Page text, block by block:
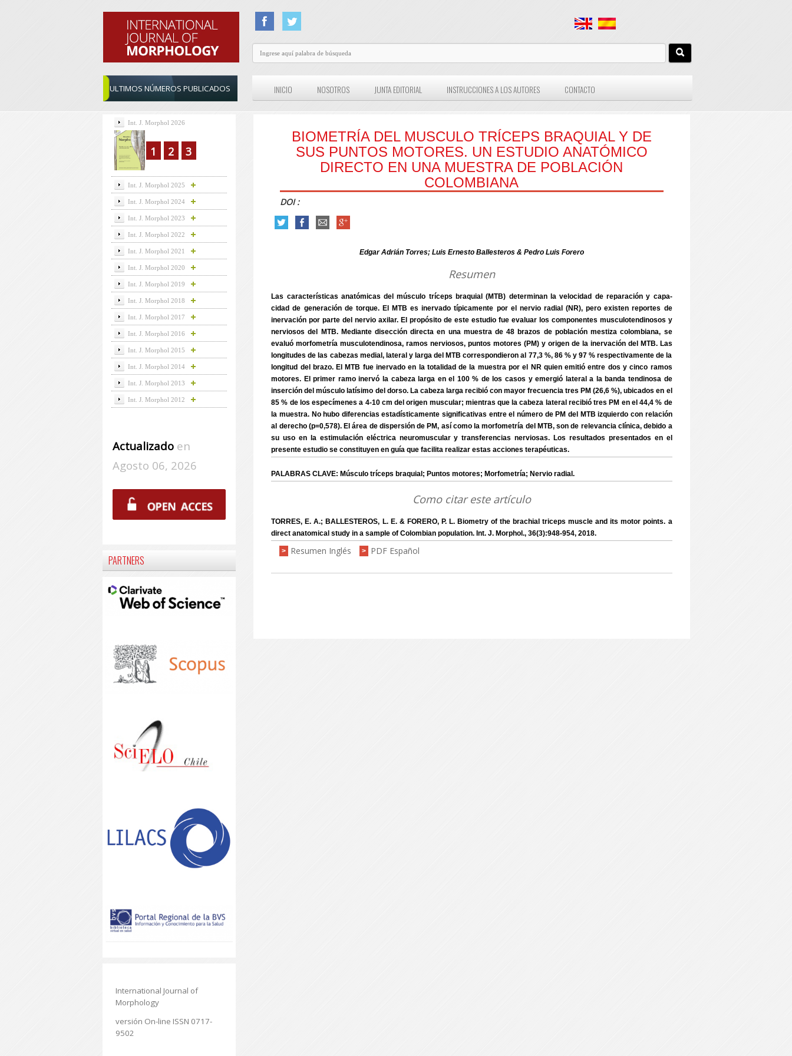
ULTIMOS NÚMEROS PUBLICADOS INICIO NOSOTROS JUNTA EDITORIAL INSTRUCCIONES A LOS AUTORES CONTACTO
BIOMETRÍA DEL MUSCULO TRÍCEPS BRAQUIAL Y DE
SUS PUNTOS MOTORES. UN ESTUDIO ANATÓMICO
DIRECTO EN UNA MUESTRA DE POBLACIÓN
COLOMBIANA
DOI :
Edgar Adrián Torres; Luis Ernesto Ballesteros & Pedro Luis Forero
Resumen
Las características anatómicas del músculo tríceps braquial (MTB) determinan la velocidad de reparación y capa-
cidad de generación de torque. El MTB es inervado típicamente por el nervio radial (NR), pero existen reportes de
inervación por parte del nervio axilar. El propósito de este estudio fue evaluar los componentes musculotendinosos y
nerviosos del MTB. Mediante disección directa en una muestra de 48 brazos de población mestiza colombiana, se
evaluó morfometría musculotendinosa, ramos nerviosos, puntos motores (PM) y origen de la inervación del MTB. Las
longitudes de las cabezas medial, lateral y larga del MTB correspondieron al 77,3 %, 86 % y 97 % respectivamente de la
longitud del brazo. El MTB fue inervado en la totalidad de la muestra por el NR quien emitió entre dos y cinco ramos
motores. El primer ramo inervó la cabeza larga en el 100 % de los casos y emergió lateral a la banda tendinosa de
inserción del músculo latísimo del dorso. La cabeza larga recibió con mayor frecuencia tres PM (26,6 %), ubicados en el
85 % de los especímenes a 4-10 cm del origen muscular; mientras que la cabeza lateral recibió tres PM en el 44,4 % de
la muestra. No hubo diferencias estadísticamente significativas entre el número de PM del MTB izquierdo con relación
al derecho (p=0,578). El área de dispersión de PM, así como la morfometría del MTB, son de relevancia clínica, debido a
su uso en la estimulación eléctrica neuromuscular y transferencias nerviosas. Los resultados presentados en el
presente estudio se constituyen en guía que facilita realizar estas acciones terapéuticas.
PALABRAS CLAVE: Músculo tríceps braquial; Puntos motores; Morfometría; Nervio radial.
Como citar este artículo
TORRES, E. A.; BALLESTEROS, L. E. & FORERO, P. L. Biometry of the brachial triceps muscle and its motor points. a
direct anatomical study in a sample of Colombian population. Int. J. Morphol., 36(3):948-954, 2018.
> Resumen Inglés > PDF Español
Int. J. Morphol 2026
1 2 3
Int. J. Morphol 2025
Int. J. Morphol 2024
Int. J. Morphol 2023
Int. J. Morphol 2022
Int. J. Morphol 2021
Int. J. Morphol 2020
Int. J. Morphol 2019
Int. J. Morphol 2018
Int. J. Morphol 2017
Int. J. Morphol 2016
Int. J. Morphol 2015
Int. J. Morphol 2014
Int. J. Morphol 2013
Int. J. Morphol 2012
Actualizadoen
Agosto 06, 2026
PARTNERS
International Journal of
Morphology
versión On-line ISSN 0717-
9502